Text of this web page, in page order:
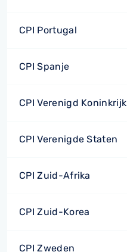
CPI Portugal
CPI Spanje
CPI Verenigd Koninkrijk
CPI Verenigde Staten
CPI Zuid-Afrika
CPI Zuid-Korea
CPI Zweden